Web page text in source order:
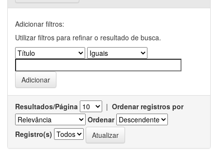
Adicionar filtros:
Utilizar filtros para refinar o resultado de busca.
Resultados/Página | Ordenar registros por
Ordenar
Registro(s)